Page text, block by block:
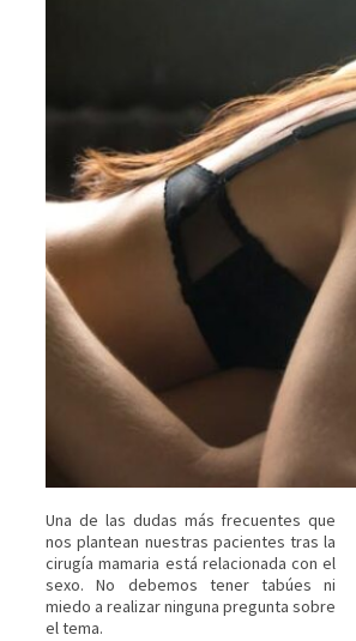
Una de las dudas más frecuentes que
nos plantean nuestras pacientes tras la
cirugía mamaria está relacionada con el
sexo. No debemos tener tabúes ni
miedo a realizar ninguna pregunta sobre
el tema.